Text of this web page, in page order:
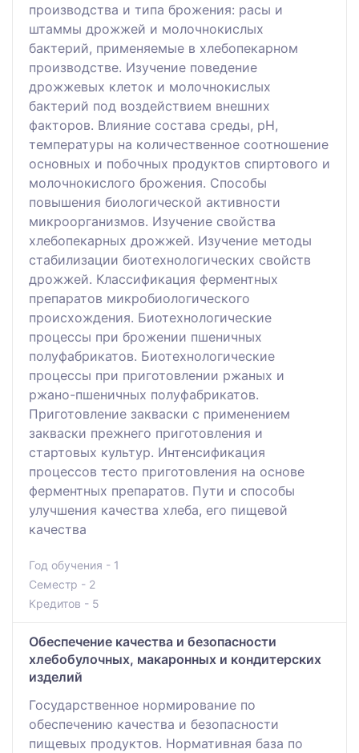
производства и типа брожения: расы и
штаммы дрожжей и молочнокислых
бактерий, применяемые в хлебопекарном
производстве. Изучение поведение
дрожжевых клеток и молочнокислых
бактерий под воздействием внешних
факторов. Влияние состава среды, рН,
температуры на количественное соотношение
основных и побочных продуктов спиртового и
молочнокислого брожения. Способы
повышения биологической активности
микроорганизмов. Изучение свойства
хлебопекарных дрожжей. Изучение методы
стабилизации биотехнологических свойств
дрожжей. Классификация ферментных
препаратов микробиологического
происхождения. Биотехнологические
процессы при брожении пшеничных
полуфабрикатов. Биотехнологические
процессы при приготовлении ржаных и
ржано-пшеничных полуфабрикатов.
Приготовление закваски с применением
закваски прежнего приготовления и
стартовых культур. Интенсификация
процессов тесто приготовления на основе
ферментных препаратов. Пути и способы
улучшения качества хлеба, его пищевой
качества
Год обучения - 1
Семестр - 2
Кредитов - 5
Обеспечение качества и безопасности
хлебобулочных, макаронных и кондитерских
изделий
Государственное нормирование по
обеспечению качества и безопасности
пищевых продуктов. Нормативная база по